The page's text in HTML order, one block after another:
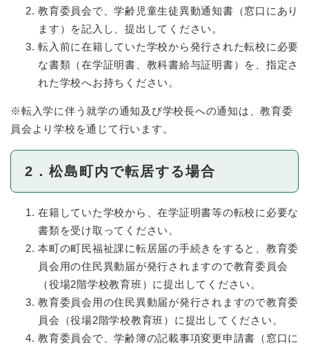
教育委員会で、学齢児童生徒異動通知書（窓口にあり
ます）を記入し、提出してください。
転入前に在籍していた学校から発行された転校に必要
な書類（在学証明書、教科書給与証明書）を、指定さ
れた学校へお持ちください。
※転入学に伴う就学の通知及び学校長への通知は、教育委
員会より学校を通じて行います。
2．松島町内で転居する場合
在籍していた学校から、在学証明書等の転校に必要な
書類を受け取ってください。
本町の町民福祉課に転居届の手続きをすると、教育委
員会用の住民異動届が発行されますので教育委員会
（役場2階学校教育班）に提出してください。
教育委員会用の住民異動届が発行されますので教育委
員会（役場2階学校教育班）に提出してください。
教育委員会で、学齢簿の記載事項変更申請書（窓口に